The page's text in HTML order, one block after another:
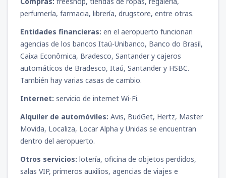
perfumería, farmacia, librería, drugstore, entre otras.
Entidades financieras: en el aeropuerto funcionan
agencias de los bancos Itaú-Unibanco, Banco do Brasil,
Caixa Econômica, Bradesco, Santander y cajeros
automáticos de Bradesco, Itaú, Santander y HSBC.
También hay varias casas de cambio.
Internet: servicio de internet Wi-Fi.
Alquiler de automóviles: Avis, BudGet, Hertz, Master
Movida, Localiza, Locar Alpha y Unidas se encuentran
dentro del aeropuerto.
Otros servicios: lotería, oficina de objetos perdidos,
salas VIP, primeros auxilios, agencias de viajes e